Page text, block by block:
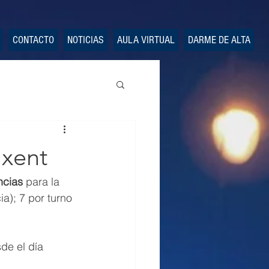
CONTACTO NOTICIAS AULA VIRTUAL DARME DE ALTA
para la
7 por turno
el día